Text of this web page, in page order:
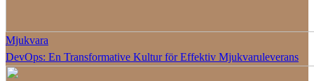
Mjukvara
DevOps: En Transformative Kultur för Effektiv Mjukvaruleverans